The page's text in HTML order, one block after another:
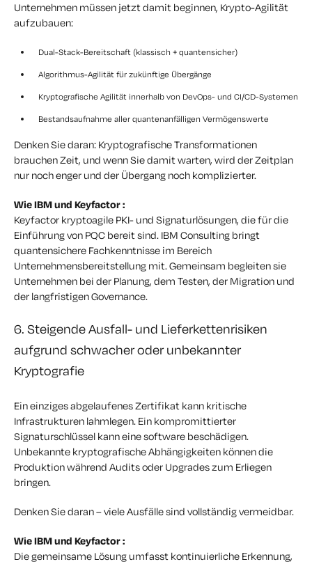
Unternehmen müssen jetzt damit beginnen, Krypto-Agilität
aufzubauen:
Dual-Stack-Bereitschaft (klassisch + quantensicher)
Algorithmus-Agilität für zukünftige Übergänge
Kryptografische Agilität innerhalb von DevOps- und CI/CD-Systemen
Bestandsaufnahme aller quantenanfälligen Vermögenswerte
Denken Sie daran: Kryptografische Transformationen
brauchen Zeit, und wenn Sie damit warten, wird der Zeitplan
nur noch enger und der Übergang noch komplizierter.
Wie IBM und Keyfactor :
Keyfactor kryptoagile PKI- und Signaturlösungen, die für die
Einführung von PQC bereit sind. IBM Consulting bringt
quantensichere Fachkenntnisse im Bereich
Unternehmensbereitstellung mit. Gemeinsam begleiten sie
Unternehmen bei der Planung, dem Testen, der Migration und
der langfristigen Governance.
6. Steigende Ausfall- und Lieferkettenrisiken
aufgrund schwacher oder unbekannter
Kryptografie
Ein einziges abgelaufenes Zertifikat kann kritische
Infrastrukturen lahmlegen. Ein kompromittierter
Signaturschlüssel kann eine software beschädigen.
Unbekannte kryptografische Abhängigkeiten können die
Produktion während Audits oder Upgrades zum Erliegen
bringen.
Denken Sie daran – viele Ausfälle sind vollständig vermeidbar.
Wie IBM und Keyfactor :
Die gemeinsame Lösung umfasst kontinuierliche Erkennung,